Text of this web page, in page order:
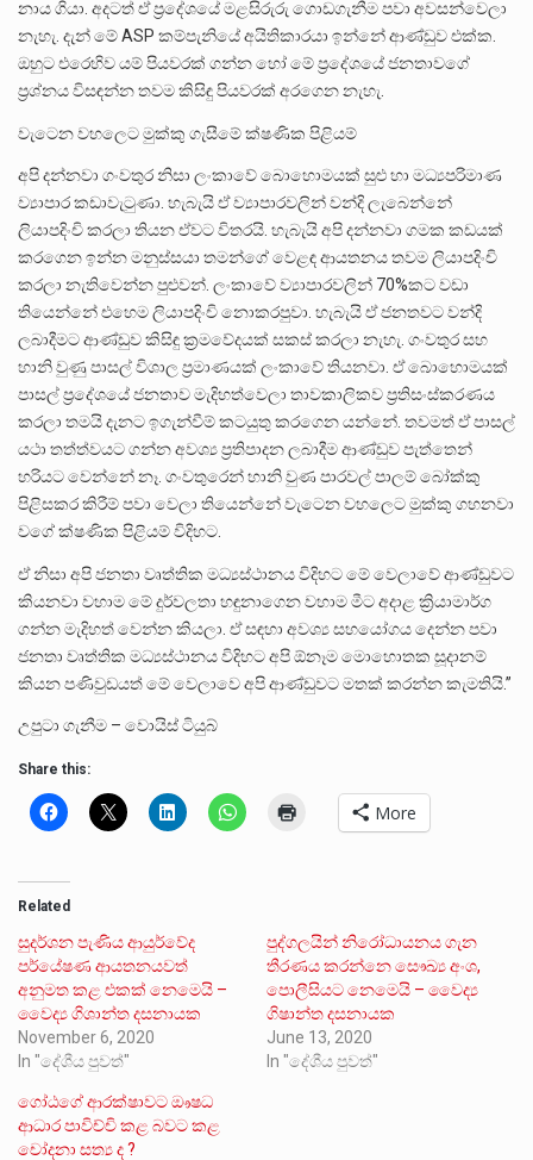
නාය ගියා. අදටත් ඒ ප්‍රදේශයේ මළසිරුරු ගොඩගැනීම පවා අවසන්වෙලා
නැහැ. දැන් මේ ASP කම්පැනියේ අයිතිකාරයා ඉන්නේ ආණ්ඩුව එක්ක.
ඔහුට එරෙහිව යම් පියවරක් ගන්න හෝ මේ ප්‍රදේශයේ ජනතාවගේ
ප්‍රශ්නය විසඳන්න තවම කිසිඳු පියවරක් අරගෙන නැහැ.
වැටෙන වහලෙට මුක්කු ගැසීමේ ක්ෂණික පිළියම්
අපි දන්නවා ගංවතුර නිසා ලංකාවේ බොහොමයක් සුළු හා මධ්‍යපරිමාණ
ව්‍යාපාර කඩාවැටුණා. හැබැයි ඒ ව්‍යාපාරවලින් වන්දි ලැබෙන්නේ
ලියාපදිංචි කරලා තියන ඒවට විතරයි. හැබැයි අපි දන්නවා ගමක කඩයක්
කරගෙන ඉන්න මනුස්සයා තමන්ගේ වෙළඳ ආයතනය තවම ලියාපදිංචි
කරලා නැතිවෙන්න පුළුවන්. ලංකාවේ ව්‍යාපාරවලින් 70%කට වඩා
තියෙන්නේ එහෙම ලියාපදිංචි නොකරපුවා. හැබැයි ඒ ජනතවට වන්දි
ලබාදීමට ආණ්ඩුව කිසිඳු ක්‍රමවේදයක් සකස් කරලා නැහැ. ගංවතුර සහ
හානි වුණු පාසල් විශාල ප්‍රමාණයක් ලංකාවේ තියනවා. ඒ බොහොමයක්
පාසල් ප්‍රදේශයේ ජනතාව මැදිහත්වෙලා තාවකාලිකව ප්‍රතිසංස්කරණය
කරලා තමයි දැනට ඉගැන්වීම් කටයුතු කරගෙන යන්නේ. තවමත් ඒ පාසල්
යථා තත්ත්වයට ගන්න අවශ්‍ය ප්‍රතිපාදන ලබාදීම ආණ්ඩුව පැත්තෙන්
හරියට වෙන්නේ නෑ. ගංවතුරෙන් හානි වුණ පාරවල් පාලම් බෝක්කු
පිළිසකර කිරීම් පවා වෙලා තියෙන්නේ වැටෙන වහලෙට මුක්කු ගහනවා
වගේ ක්ෂණික පිළියම් විදිහට.
ඒ නිසා අපි ජනතා වෘත්තික මධ්‍යස්ථානය විදිහට මේ වෙලාවේ ආණ්ඩුවට
කියනවා වහාම මේ දුර්වලතා හඳුනාගෙන වහාම මීට අදාළ ක්‍රියාමාර්ග
ගන්න මැදිහත් වෙන්න කියලා. ඒ සඳහා අවශ්‍ය සහයෝගය දෙන්න පවා
ජනතා වෘත්තික මධ්‍යස්ථානය විදිහට අපි ඕනෑම මොහොතක සූදානම්
කියන පණිවුඩයත් මේ වෙලාවෙ අපි ආණ්ඩුවට මතක් කරන්න කැමතියි.”
උපුටා ගැනීම – වොයිස් ටියුබ්
Share this:
More
Related
සුදර්ශන පැණිය ආයුර්වේද
පර්යේෂණ ආයතනයවත්
අනුමත කළ එකක් නෙමෙයි –
වෛද්‍ය ගිශාන්ත දසනායක
November 6, 2020
In "දේශීය පුවත්"
පුද්ගලයින් නිරෝධායනය ගැන
තීරණය කරන්නෙ සෞඛ්‍ය අංශ,
පොලීසියට නෙමෙයි – වෛද්‍ය
ගිෂාන්ත දසනායක
June 13, 2020
In "දේශීය පුවත්"
ගෝඨගේ ආරක්ෂාවට ඖෂධ
ආධාර පාවිච්චි කළ බවට කළ
චෝදනා සත්‍ය ද ?